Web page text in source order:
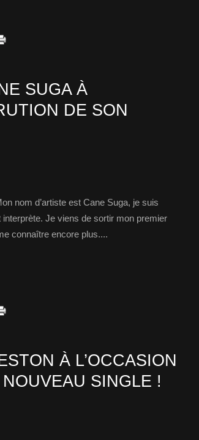
SUGA À
DE SON
nom d’artiste est Cane Suga, je suis
Je viens de sortir mon premier
connaître encore plus....
À L’OCCASION
SINGLE !